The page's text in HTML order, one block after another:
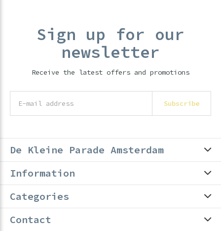
Sign up for our
newsletter
Receive the latest offers and promotions
Subscribe
De Kleine Parade Amsterdam
Information
Categories
Contact